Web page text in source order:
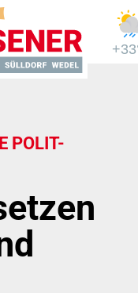
POLIT-